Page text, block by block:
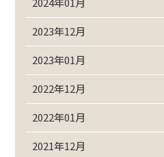
2023年12月
2023年01月
2022年12月
2022年01月
2021年12月